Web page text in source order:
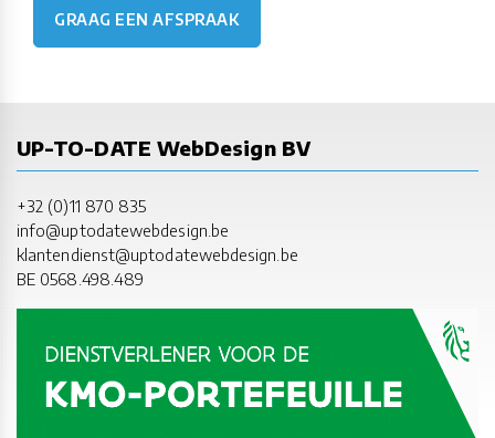
GRAAG EEN AFSPRAAK
UP-TO-DATE WebDesign BV
+32 (0)11 870 835
info@uptodatewebdesign.be
klantendienst@uptodatewebdesign.be
BE 0568.498.489